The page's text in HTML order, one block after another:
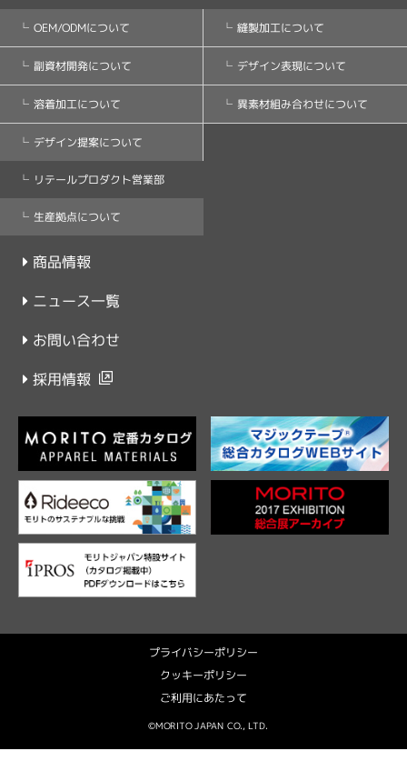
OEM/ODMについて 縫製加工について
副資材開発について デザイン表現について
溶着加工について 異素材組み合わせについて
デザイン提案について
リテールプロダクト営業部
生産拠点について
商品情報
ニュース一覧
お問い合わせ
採用情報
プライバシーポリシー
クッキーポリシー
ご利用にあたって
©MORITO JAPAN CO., LTD.